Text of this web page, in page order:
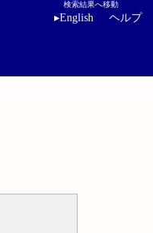
検索結果へ移動
▸English ヘルプ